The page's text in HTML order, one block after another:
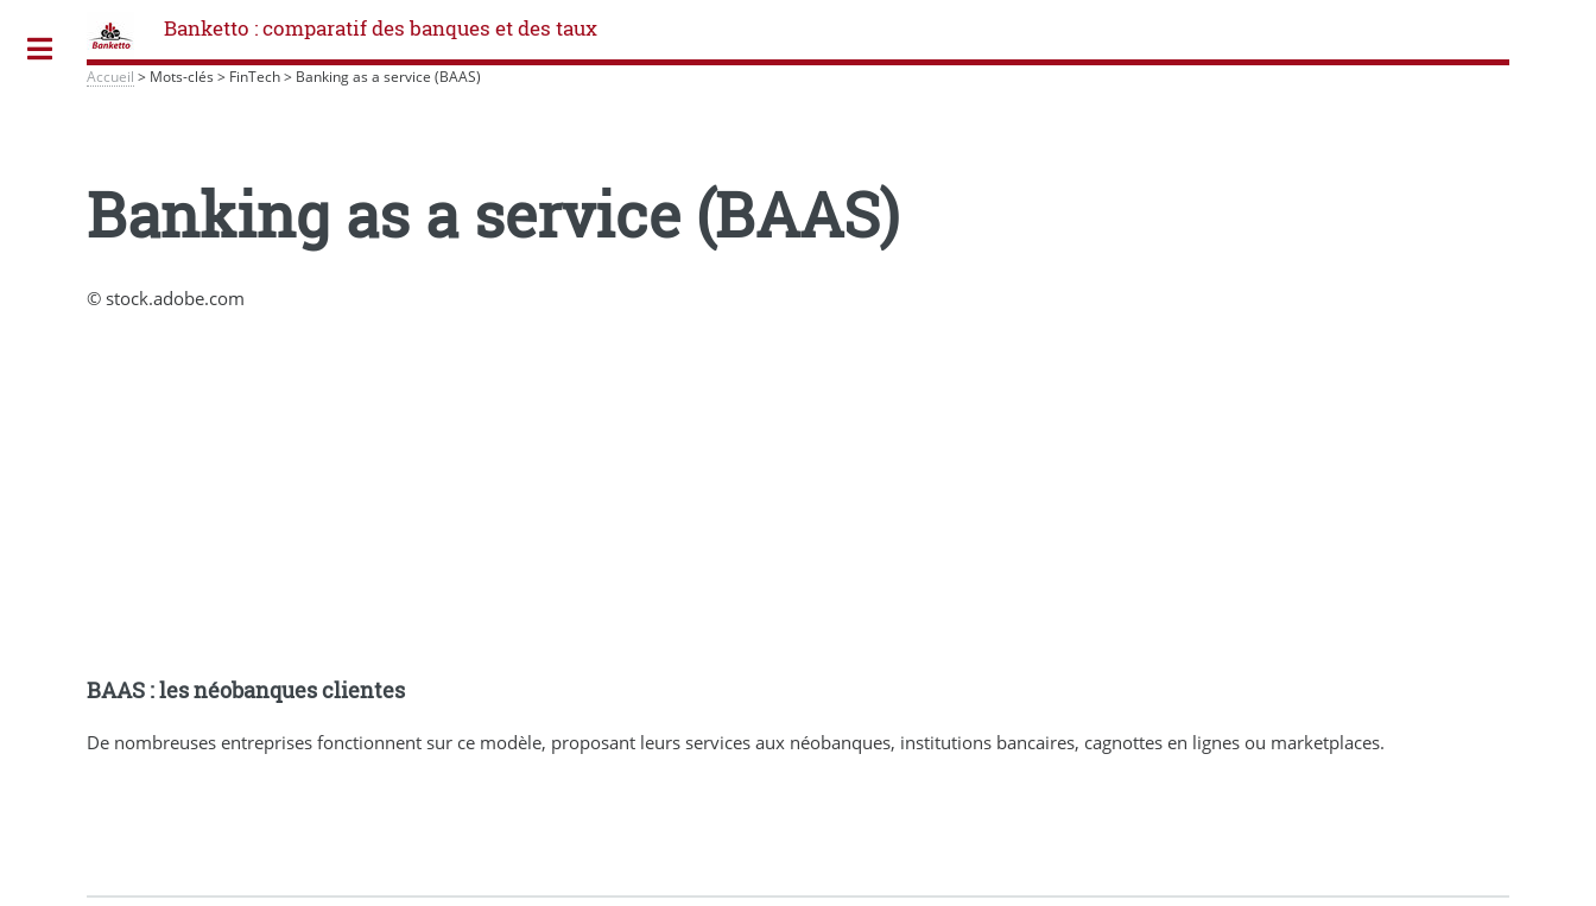
Banketto : comparatif des banques et des taux
Accueil > Mots-clés > FinTech> Banking as a service (BAAS)
Banking as a service (BAAS)
© stock.adobe.com
BAAS : les néobanques clientes
De nombreuses entreprises fonctionnent sur ce modèle, proposant leurs services aux néobanques, institutions bancaires, cagnottes en lignes ou marketplaces.
Toggle